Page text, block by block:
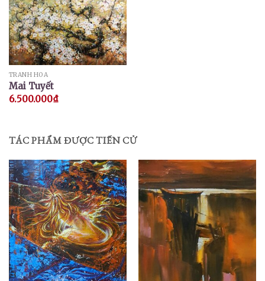
TRANH HOA
Mai Tuyết
6.500.000₫
TÁC PHẨM ĐƯỢC TIẾN CỬ